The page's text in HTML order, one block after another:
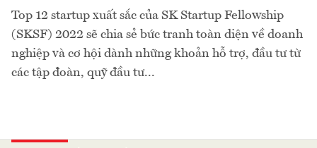
Top 12 startup xuất sắc của SK Startup Fellowship
(SKSF) 2022 sẽ chia sẻ bức tranh toàn diện về doanh
nghiệp và cơ hội dành những khoản hỗ trợ, đầu tư từ
các tập đoàn, quỹ đầu tư...